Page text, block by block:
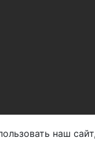
наш